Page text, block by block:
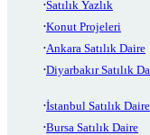
Satılık Yazlık
Konut Projeleri
Ankara Satılık Daire
Diyarbakır Satılık
İstanbul Satılık Daire
Bursa Satılık Daire